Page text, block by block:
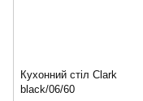
Кухонний стіл Clark
black/06/60